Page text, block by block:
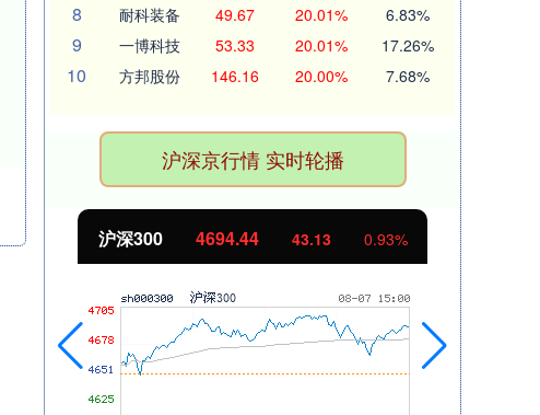
8 耐科装备 49.67 20.01% 6.83%
9 一博科技 53.33 20.01% 17.26%
10 方邦股份 146.16 20.00% 7.68%
沪深京行情 实时轮播
北证50 1134.24 11.37 1.01%